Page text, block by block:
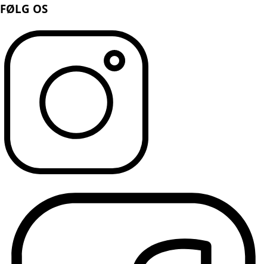
FØLG OS